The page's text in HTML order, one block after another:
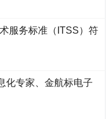
服务标准（ITSS）符
化专家、金航标电子